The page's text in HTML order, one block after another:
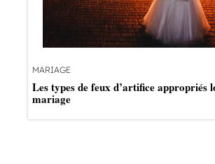
MARIAGE
Les types de feux d’artifice appropriés
mariage